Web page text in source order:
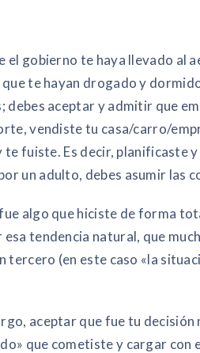
el gobierno te haya llevado al
te hayan drogado y
debes aceptar y admitir que
vendiste tu casa/carro/
te fuiste. Es decir, planificaste
un adulto, debes asumir las
algo que hiciste de forma
tendencia natural, que
tercero (en este caso «la
aceptar que fue tu
que cometiste y cargar con